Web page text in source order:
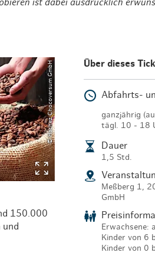
ist dabei ausdrücklich
© Hachez Chocoversum GmbH
150.000
und
Über dieses
Abfahrts-
ganzjährig
tägl. 10 - 18
Dauer
1,5 Std.
Meßberg 1,
GmbH
Erwachsene:
Kinder von 6
Kinder von 0